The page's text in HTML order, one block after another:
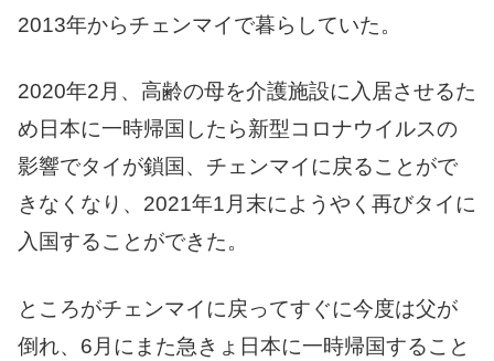
2013年からチェンマイで暮らしていた。
2020年2月、高齢の母を介護施設に入居させるた
め日本に一時帰国したら新型コロナウイルスの
影響でタイが鎖国、チェンマイに戻ることがで
きなくなり、2021年1月末にようやく再びタイに
入国することができた。
ところがチェンマイに戻ってすぐに今度は父が
倒れ、6月にまた急きょ日本に一時帰国すること